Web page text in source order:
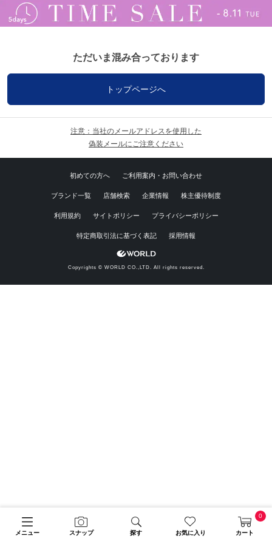
メニュー スナップ 探す お気に入り カート
0
ただいま混み合っております
トップページへ
注意：当社のメールアドレスを使用した
偽装メールにご注意ください
初めての方へ ご利用案内・お問い合わせ
ブランド一覧 店舗検索 企業情報 株主優待制度
利用規約 サイトポリシー プライバシーポリシー
特定商取引法に基づく表記 採用情報
Copyrights © WORLD CO.,LTD. All rights reserved.